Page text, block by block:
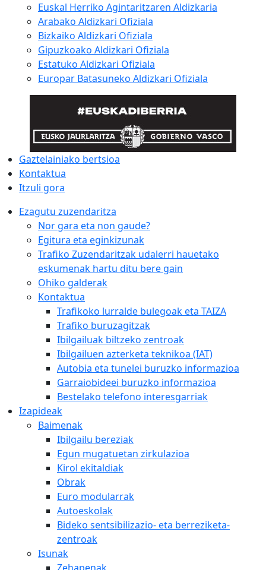
Euskal Herriko Agintaritzaren Aldizkaria
Arabako Aldizkari Ofiziala
Bizkaiko Aldizkari Ofiziala
Gipuzkoako Aldizkari Ofiziala
Estatuko Aldizkari Ofiziala
Europar Batasuneko Aldizkari Ofiziala
Gaztelainiako bertsioa
Kontaktua
Itzuli gora
Ezagutu zuzendaritza
Nor gara eta non gaude?
Egitura eta eginkizunak
Trafiko Zuzendaritzak udalerri hauetako
eskumenak hartu ditu bere gain
Ohiko galderak
Kontaktua
Trafikoko lurralde bulegoak eta TAIZA
Trafiko buruzagitzak
Ibilgailuak biltzeko zentroak
Ibilgailuen azterketa teknikoa (IAT)
Autobia eta tunelei buruzko informazioa
Garraiobideei buruzko informazioa
Bestelako telefono interesgarriak
Izapideak
Baimenak
Ibilgailu bereziak
Egun mugatuetan zirkulazioa
Kirol ekitaldiak
Obrak
Euro modularrak
Autoeskolak
Bideko sentsibilizazio- eta berreziketa-
zentroak
Isunak